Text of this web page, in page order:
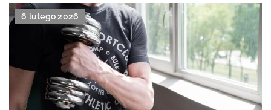
6 lutego 2026